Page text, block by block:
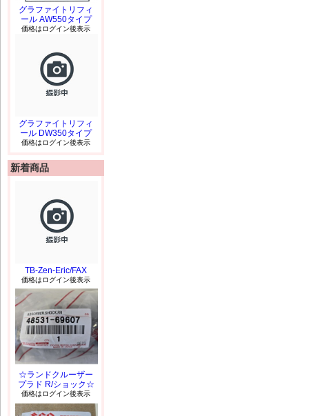
グラファイトリフィ
ール AW550タイプ
価格はログイン後表示
グラファイトリフィ
ール DW350タイプ
価格はログイン後表示
新着商品
TB-Zen-Eric/FAX
価格はログイン後表示
☆ランドクルーザー
プラド R/ショック☆
価格はログイン後表示